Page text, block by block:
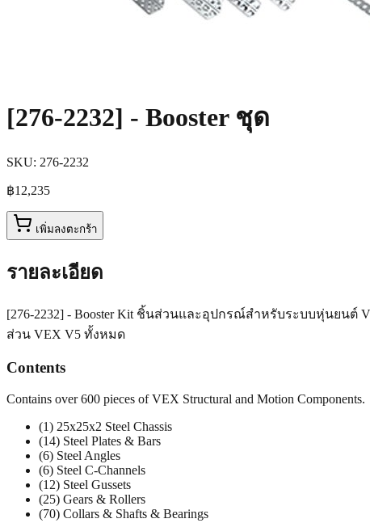
[276-2232] - Booster ชุด
SKU: 276-2232
฿12,235
เพิ่มลงตะกร้า
รายละเอียด
[276-2232] - Booster Kit ชิ้นส่วนและอุปกรณ์สำหรับระบบหุ่นยน
ส่วน VEX V5 ทั้งหมด
Contents
Contains over 600 pieces of VEX Structural and Motion Components.
(1) 25x25x2 Steel Chassis
(14) Steel Plates & Bars
(6) Steel Angles
(6) Steel C-Channels
(12) Steel Gussets
(25) Gears & Rollers
(70) Collars & Shafts & Bearings